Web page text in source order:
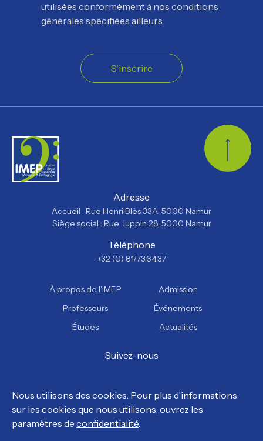
utilisées conformément à nos conditions
générales spécifiées ailleurs.
S'inscrire
Adresse
Accueil : Rue Henri Blès 33A, 5000 Namur
Siège social : Rue Juppin 28, 5000 Namur
Téléphone
+32 (0) 81/73.64.37
À propos de l’IMEP
Professeurs
Études
Admission
Événements
Actualités
Suivez-nous
© Tous droits réservés, IMEP 2026.
Nous utilisons des cookies. Pour plus d’informations
sur les cookies que nous utilisons, ouvrez les
paramètres de confidentialité.